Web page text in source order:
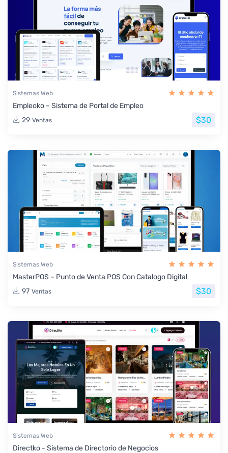
Sistemas Web
Empleoko – Sistema de Portal de Empleo
29 Ventas $30
Sistemas Web
MasterPOS – Punto de Venta POS Con Catalogo Digital
97 Ventas $30
Sistemas Web
Directko - Sistema de Directorio de Negocios